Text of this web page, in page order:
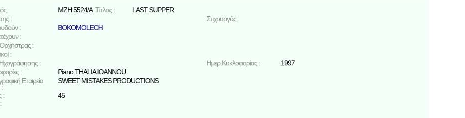
: MZH 5524/A Τίτλος :
LAST SUPPER
:
Στιχουργός :
:
BOKOMOLECH
:
:
:
:
Ημερ.Κυκλοφορίας :
1997
:
Piano:THALIA IOANNOU
Εταιρεία
:
SWEET MISTAKES PRODUCTIONS
:
45